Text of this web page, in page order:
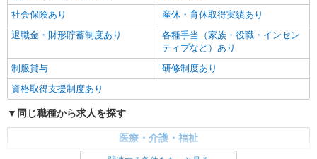
社会保険あり
産休・育休取得実績あり
退職金・財形貯蓄制度あり
各種手当（家族・役職・インセン
ティブなど）あり
制服貸与
研修制度あり
資格取得支援制度あり
同じ職種から求人を探す
医療・介護・福祉